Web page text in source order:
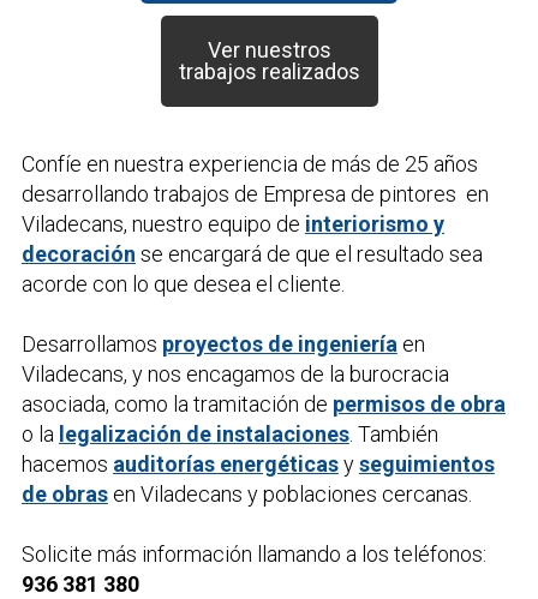
Ver nuestros
trabajos realizados
Confíe en nuestra experiencia de más de 25 años
desarrollando trabajos de Empresa de pintores en
Viladecans, nuestro equipo de interiorismo y
decoración se encargará de que el resultado sea
acorde con lo que desea el cliente.
Desarrollamos proyectos de ingeniería en
Viladecans, y nos encagamos de la burocracia
asociada, como la tramitación de permisos de obra
o la legalización de instalaciones. También
hacemos auditorías energéticasyseguimientos
de obrasen Viladecans y poblaciones cercanas.
Solicite más información llamando a los teléfonos:
936 381 380